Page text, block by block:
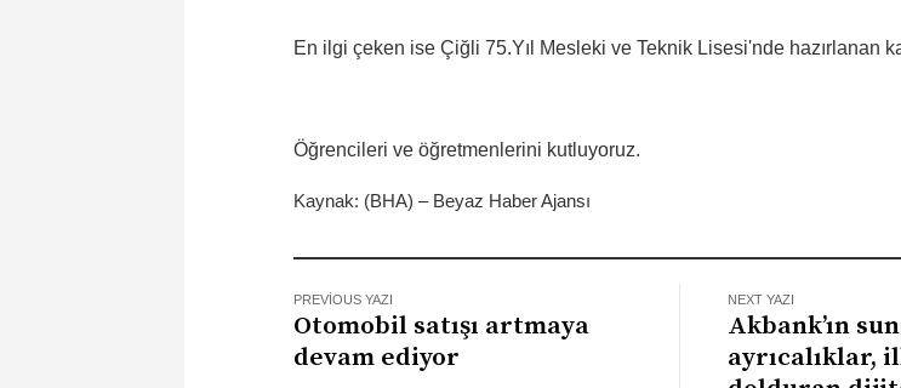
En ilgi çeken ise Çiğli 75.Yıl Mesleki ve Teknik Lisesi'nde hazırlanan
Öğrencileri ve öğretmenlerini kutluyoruz.
Kaynak: (BHA) – Beyaz Haber Ajansı
PREVIOUS YAZI
Otomobil satışı artmaya
devam ediyor
NEXT YAZI
Akbank’ın
ayrıcalıklar,